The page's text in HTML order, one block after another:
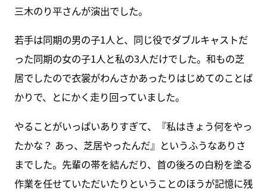
三木のり平さんが演出でした。
若手は同期の男の子1人と、同じ役でダブルキャストだ
った同期の女の子1人と私の3人だけでした。和もの芝
居でしたので衣裳がわんさかあったりはじめてのことば
かりで、とにかく走り回っていました。
やることがいっぱいありすぎて、『私はきょう何をやっ
たかな？ あっ、芝居やったんだ』というふうなありさ
までした。先輩の帯を結んだり、首の後ろの白粉を塗る
作業を任せていただいたりということのほうが記憶に残